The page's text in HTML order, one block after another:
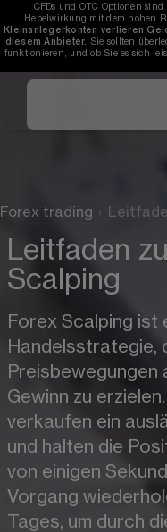
CFDs und OTC Optionen
Hebelwirkung mit dem hohen
Kleinanlegerkonten verlieren
diesem Anbieter. Sie sollten
funktionieren, und ob Sie es sich
Forex trading ›
Leitfaden
Scalping
Forex Scalping ist
Handelsstrategie,
Preisbewegungen
Gewinn zu
verkaufen ein
und halten die
von einigen
Vorgang
Tages, um durch